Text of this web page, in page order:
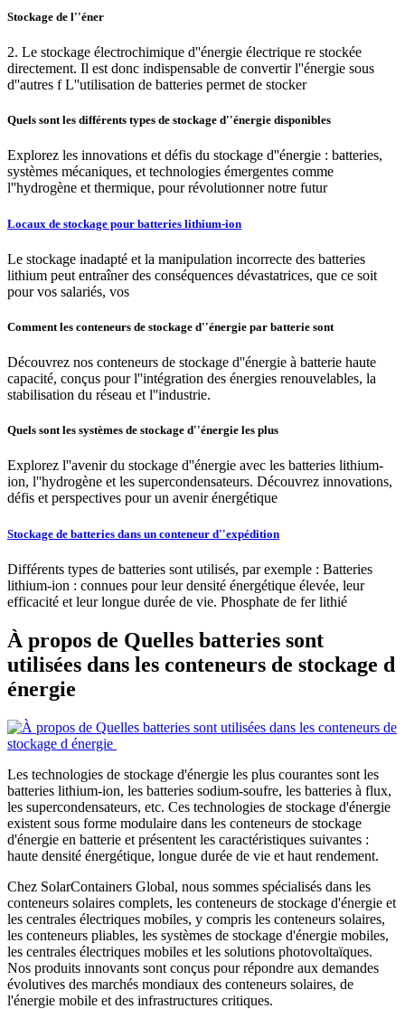
Stockage de l''éner
2. Le stockage électrochimique d''énergie électrique re stockée
directement. Il est donc indispensable de convertir l''énergie sous
d''autres f L''utilisation de batteries permet de stocker
Quels sont les différents types de stockage d''énergie disponibles
Explorez les innovations et défis du stockage d''énergie : batteries,
systèmes mécaniques, et technologies émergentes comme
l''hydrogène et thermique, pour révolutionner notre futur
Locaux de stockage pour batteries lithium-ion
Le stockage inadapté et la manipulation incorrecte des batteries
lithium peut entraîner des conséquences dévastatrices, que ce soit
pour vos salariés, vos
Comment les conteneurs de stockage d''énergie par batterie sont
Découvrez nos conteneurs de stockage d''énergie à batterie haute
capacité, conçus pour l''intégration des énergies renouvelables, la
stabilisation du réseau et l''industrie.
Quels sont les systèmes de stockage d''énergie les plus
Explorez l''avenir du stockage d''énergie avec les batteries lithium-
ion, l''hydrogène et les supercondensateurs. Découvrez innovations,
défis et perspectives pour un avenir énergétique
Stockage de batteries dans un conteneur d''expédition
Différents types de batteries sont utilisés, par exemple : Batteries
lithium-ion : connues pour leur densité énergétique élevée, leur
efficacité et leur longue durée de vie. Phosphate de fer lithié
À propos de Quelles batteries sont
utilisées dans les conteneurs de stockage d
énergie
Les technologies de stockage d'énergie les plus courantes sont les
batteries lithium-ion, les batteries sodium-soufre, les batteries à flux,
les supercondensateurs, etc. Ces technologies de stockage d'énergie
existent sous forme modulaire dans les conteneurs de stockage
d'énergie en batterie et présentent les caractéristiques suivantes :
haute densité énergétique, longue durée de vie et haut rendement.
Chez SolarContainers Global, nous sommes spécialisés dans les
conteneurs solaires complets, les conteneurs de stockage d'énergie et
les centrales électriques mobiles, y compris les conteneurs solaires,
les conteneurs pliables, les systèmes de stockage d'énergie mobiles,
les centrales électriques mobiles et les solutions photovoltaïques.
Nos produits innovants sont conçus pour répondre aux demandes
évolutives des marchés mondiaux des conteneurs solaires, de
l'énergie mobile et des infrastructures critiques.